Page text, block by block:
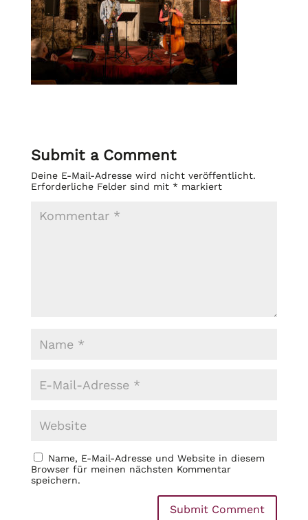
Submit a Comment
Deine E-Mail-Adresse wird nicht veröffentlicht.
Erforderliche Felder sind mit *markiert
Name, E-Mail-Adresse und Website in diesem
Browser für meinen nächsten Kommentar
speichern.